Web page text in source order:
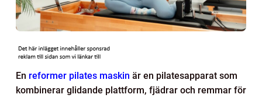
En reformer pilates maskin är en pilatesapparat som
kombinerar glidande plattform, fjädrar och remmar för